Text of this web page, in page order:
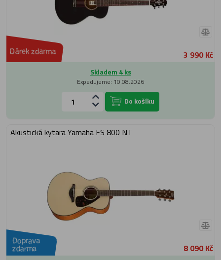
Dárek zdarma 3 990 Kč
Skladem 4 ks
Expedujeme: 10.08.2026
Do košíku
Akustická kytara Yamaha FS 800 NT
Doprava
zdarma 8 090 Kč